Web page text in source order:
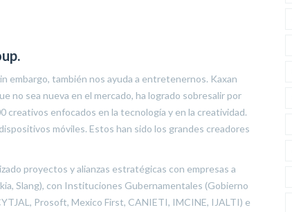
embargo, también nos ayuda a entretenernos. Kaxan
no sea nueva en el mercado, ha logrado sobresalir por
creativos enfocados en la tecnología y en la creatividad.
móviles. Estos han sido los grandes creadores
proyectos y alianzas estratégicas con empresas a
Slang), con Instituciones Gubernamentales (Gobierno
Prosoft, Mexico First, CANIETI, IMCINE, IJALTI) e